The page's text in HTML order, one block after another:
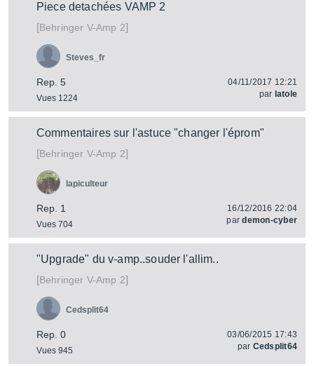
Piece detachées VAMP 2
[Behringer V-Amp 2]
Rep. 5
Vues 1224
Steves_fr
04/11/2017 12:21
par latole
Commentaires sur l'astuce "changer l'éprom"
[Behringer V-Amp 2]
Rep. 1
Vues 704
lapiculteur
16/12/2016 22:04
pardemon-cyber
"Upgrade" du v-amp..souder l'allim..
[Behringer V-Amp 2]
Rep. 0
Vues 945
Cedsplit64
03/06/2015 17:43
par Cedsplit64